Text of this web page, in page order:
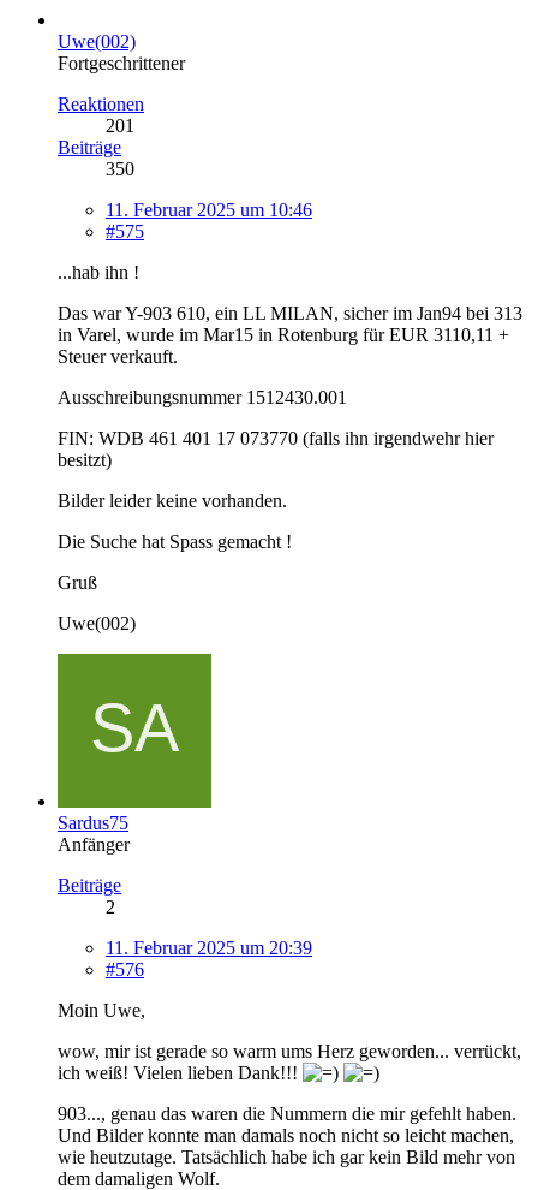
Uwe(002)
Fortgeschrittener
Reaktionen
201
Beiträge
350
11. Februar 2025 um 10:46
#575
...hab ihn !
Das war Y-903 610, ein LL MILAN, sicher im Jan94 bei 313
in Varel, wurde im Mar15 in Rotenburg für EUR 3110,11 +
Steuer verkauft.
Ausschreibungsnummer 1512430.001
FIN: WDB 461 401 17 073770 (falls ihn irgendwehr hier
besitzt)
Bilder leider keine vorhanden.
Die Suche hat Spass gemacht !
Gruß
Uwe(002)
Sardus75
Anfänger
Beiträge
2
11. Februar 2025 um 20:39
#576
Moin Uwe,
wow, mir ist gerade so warm ums Herz geworden... verrückt,
ich weiß! Vielen lieben Dank!!!
903..., genau das waren die Nummern die mir gefehlt haben.
Und Bilder konnte man damals noch nicht so leicht machen,
wie heutzutage. Tatsächlich habe ich gar kein Bild mehr von
dem damaligen Wolf.